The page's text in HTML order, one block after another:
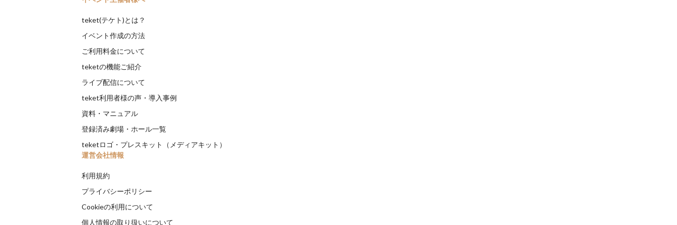
teket(テケト)とは？
イベント作成の方法
ご利用料金について
teketの機能ご紹介
ライブ配信について
teket利用者様の声・導入事例
資料・マニュアル
登録済み劇場・ホール一覧
teketロゴ・プレスキット（メディアキット）
運営会社情報
利用規約
プライバシーポリシー
Cookieの利用について
個人情報の取り扱いについて